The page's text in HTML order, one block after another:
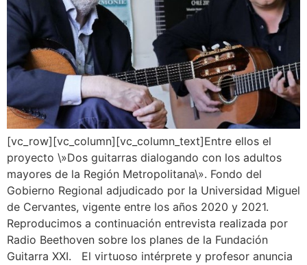
[vc_row][vc_column][vc_column_text]Entre ellos el
proyecto \»Dos guitarras dialogando con los adultos
mayores de la Región Metropolitana\». Fondo del
Gobierno Regional adjudicado por la Universidad Miguel
de Cervantes, vigente entre los años 2020 y 2021.
Reproducimos a continuación entrevista realizada por
Radio Beethoven sobre los planes de la Fundación
Guitarra XXI. El virtuoso intérprete y profesor anuncia